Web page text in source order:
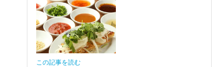
この記事を読む